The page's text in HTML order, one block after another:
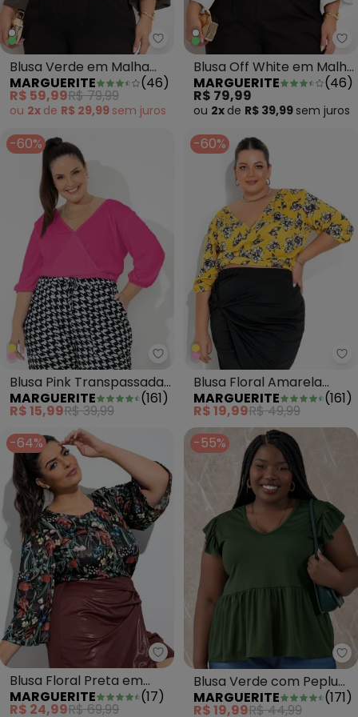
Marguerite - Blusa Verde em
Blusa Verde em Malha
Anarruga
MARGUERITE (46)
R$ 59,99R$ 79,99
ou 2x de R$ 29,99 sem juros
Blusa Off White em Malha
Anarruga
MARGUERITE (46)
R$ 79,99
ou 2x de R$ 39,99 sem juros
-60%
Marguerite - Blusa Pink
Blusa Pink Transpassada
Plus Size
MARGUERITE (161)
R$ 15,99R$ 39,99
-60%
Blusa Floral Amarela
Transpassada Plus Size
MARGUERITE (161)
R$ 19,99R$ 49,99
-64%
Marguerite - Blusa Floral Preta
Blusa Floral Preta em
Jersey Acetinado
MARGUERITE (17)
R$ 24,99R$ 69,99
-55%
Blusa Verde com Peplum
Plus Size
MARGUERITE (171)
R$ 19,99R$ 44,99